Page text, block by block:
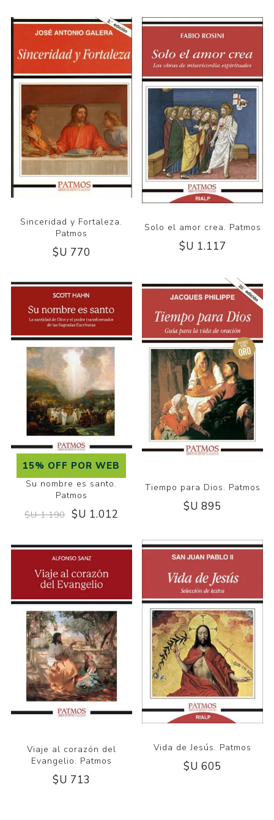
Sinceridad y Fortaleza.
Patmos
$U 770
Solo el amor crea. Patmos
$U 1.117
15% OFF POR WEB
Su nombre es santo.
Patmos
$U 1.190 $U 1.012
Tiempo para Dios. Patmos
$U 895
Viaje al corazón del
Evangelio. Patmos
$U 713
Vida de Jesús. Patmos
$U 605